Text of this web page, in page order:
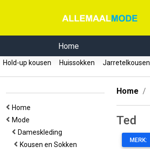
Home
Hold-up kousen Huissokken Jarretelkousen
Home
Mode
Dameskleding
Kousen en Sokken
Home
Ted
MERK: